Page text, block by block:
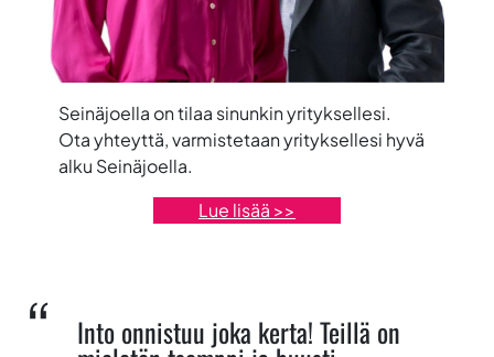
Seinäjoella on tilaa sinunkin yrityksellesi.
Ota yhteyttä, varmistetaan yrityksellesi hyvä
alku Seinäjoella.
Lue lisää >>
Into onnistuu joka kerta! Teillä on